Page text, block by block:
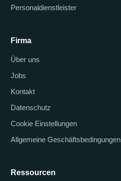
Personaldienstleister
Firma
Über uns
Jobs
Kontakt
Datenschutz
Cookie Einstellungen
Allgemeine Geschäftsbedingungen
Ressourcen